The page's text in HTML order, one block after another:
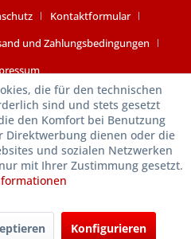
Kontaktformular
und Zahlungsbedingungen
die für den technischen
sind und stets gesetzt
den Komfort bei Benutzung
Direktwerbung dienen oder die
und sozialen Netzwerken
mit Ihrer Zustimmung gesetzt.
Konfigurieren